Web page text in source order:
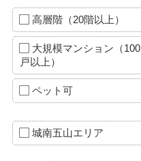
高層階（20階以上）
大規模マンション（100
戸以上）
ペット可
城南五山エリア